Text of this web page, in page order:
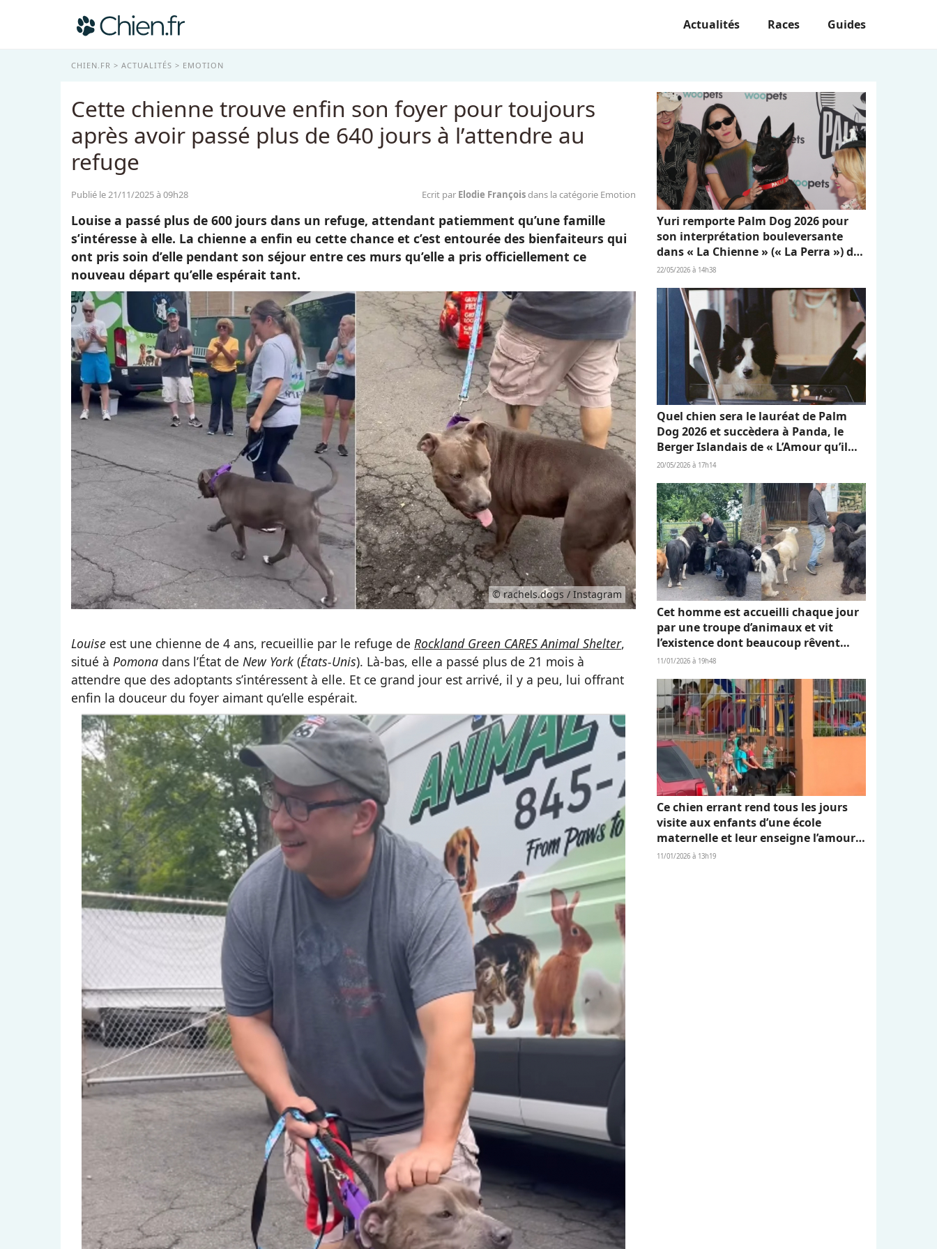
Actualités Races Guides
CHIEN.FR ACTUALITÉS EMOTION
Cette chienne trouve enfin son foyer pour toujours
après avoir passé plus de 640 jours à l’attendre au
refuge
Publié le 21/11/2025 à 09h28 Ecrit par Elodie Françoisdans la catégorie Emotion
Louise a passé plus de 600 jours dans un refuge, attendant patiemment qu’une famille
s’intéresse à elle. La chienne a enfin eu cette chance et c’est entourée des bienfaiteurs qui
ont pris soin d’elle pendant son séjour entre ces murs qu’elle a pris officiellement ce
nouveau départ qu’elle espérait tant.
© rachels.dogs / Instagram
Louise est une chienne de 4 ans, recueillie par le refuge de Rockland Green CARES Animal Shelter,
situé à Pomona dans l’État de New York (États-Unis). Là-bas, elle a passé plus de 21 mois à
attendre que des adoptants s’intéressent à elle. Et ce grand jour est arrivé, il y a peu, lui offrant
enfin la douceur du foyer aimant qu’elle espérait.
Yuri remporte Palm Dog 2026 pour
son interprétation bouleversante
dans « La Chienne » (« La Perra ») de
Dominga Sotomayor
22/05/2026 à 14h38
Quel chien sera le lauréat de Palm
Dog 2026 et succèdera à Panda, le
Berger Islandais de « L’Amour qu’il
nous reste » ?
20/05/2026 à 17h14
Cet homme est accueilli chaque jour
par une troupe d’animaux et vit
l’existence dont beaucoup rêvent
(vidéo)
11/01/2026 à 19h48
Ce chien errant rend tous les jours
visite aux enfants d’une école
maternelle et leur enseigne l’amour
et l’empathie (vidéo)
11/01/2026 à 13h19